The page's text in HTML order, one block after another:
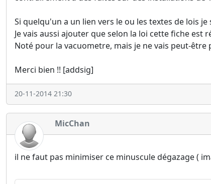
Si quelqu'un a un lien vers le ou les textes de lois je
Je vais aussi ajouter que selon la loi cette fiche est
Noté pour la vacuometre, mais je ne vais peut-être
Merci bien !! [addsig]
20-11-2014 21:30
MicChan
il ne faut pas minimiser ce minuscule dégazage (